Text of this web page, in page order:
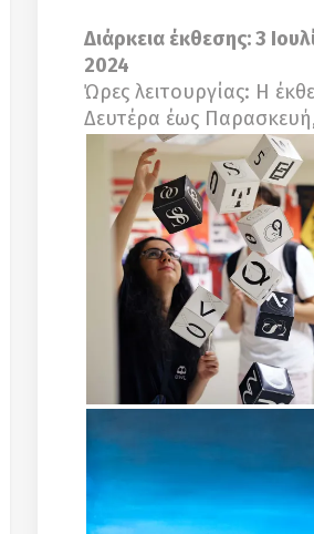
Διάρκεια έκθεσης: 3
2024
Ώρες λειτουργίας: Η
Δευτέρα έως